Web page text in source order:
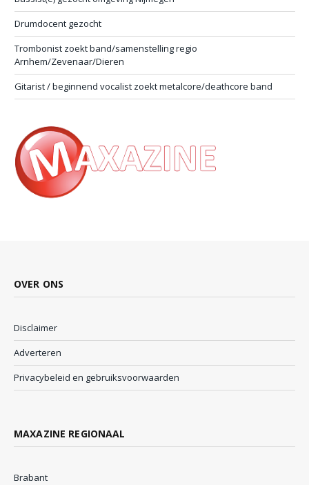
Drumdocent gezocht
Trombonist zoekt band/samenstelling regio
Arnhem/Zevenaar/Dieren
Gitarist / beginnend vocalist zoekt metalcore/deathcore band
OVER ONS
Disclaimer
Adverteren
Privacybeleid en gebruiksvoorwaarden
MAXAZINE REGIONAAL
Brabant